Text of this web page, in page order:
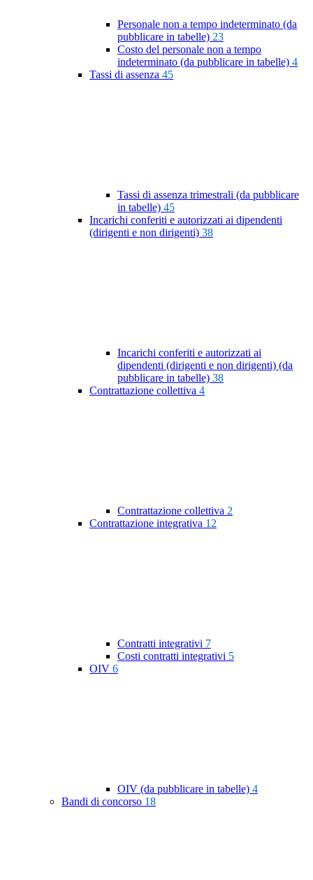
Personale non a tempo indeterminato (da
pubblicare in tabelle) 23
Costo del personale non a tempo
indeterminato (da pubblicare in tabelle) 4
Tassi di assenza 45
Tassi di assenza trimestrali (da pubblicare
in tabelle) 45
Incarichi conferiti e autorizzati ai dipendenti
(dirigenti e non dirigenti) 38
Incarichi conferiti e autorizzati ai
dipendenti (dirigenti e non dirigenti) (da
pubblicare in tabelle) 38
Contrattazione collettiva 4
Contrattazione collettiva 2
Contrattazione integrativa 12
Contratti integrativi 7
Costi contratti integrativi 5
OIV 6
OIV (da pubblicare in tabelle) 4
Bandi di concorso 18